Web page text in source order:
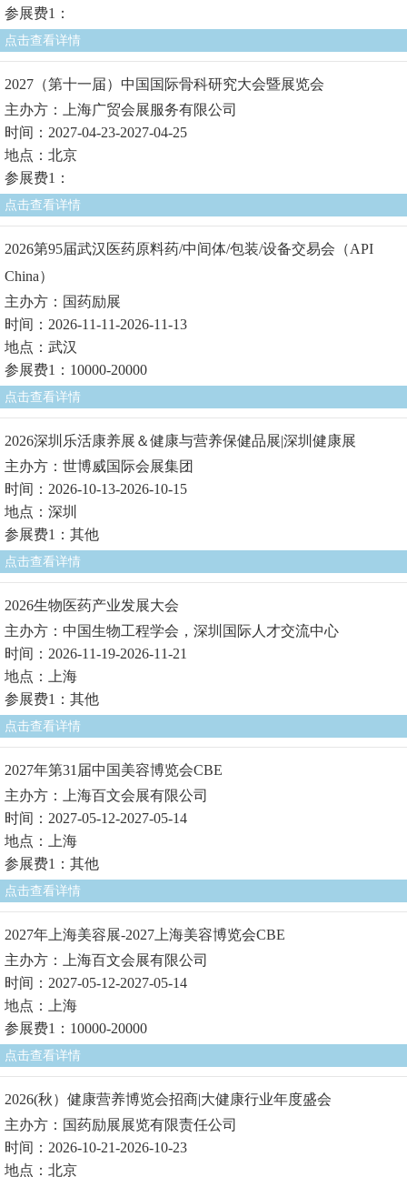
参展费1：
点击查看详情
2027（第十一届）中国国际骨科研究大会暨展览会
主办方：上海广贸会展服务有限公司
时间：2027-04-23-2027-04-25
地点：北京
参展费1：
点击查看详情
2026第95届武汉医药原料药/中间体/包装/设备交易会（API
China）
主办方：国药励展
时间：2026-11-11-2026-11-13
地点：武汉
参展费1：10000-20000
点击查看详情
2026深圳乐活康养展＆健康与营养保健品展|深圳健康展
主办方：世博威国际会展集团
时间：2026-10-13-2026-10-15
地点：深圳
参展费1：其他
点击查看详情
2026生物医药产业发展大会
主办方：中国生物工程学会，深圳国际人才交流中心
时间：2026-11-19-2026-11-21
地点：上海
参展费1：其他
点击查看详情
2027年第31届中国美容博览会CBE
主办方：上海百文会展有限公司
时间：2027-05-12-2027-05-14
地点：上海
参展费1：其他
点击查看详情
2027年上海美容展-2027上海美容博览会CBE
主办方：上海百文会展有限公司
时间：2027-05-12-2027-05-14
地点：上海
参展费1：10000-20000
点击查看详情
2026(秋）健康营养博览会招商|大健康行业年度盛会
主办方：国药励展展览有限责任公司
时间：2026-10-21-2026-10-23
地点：北京